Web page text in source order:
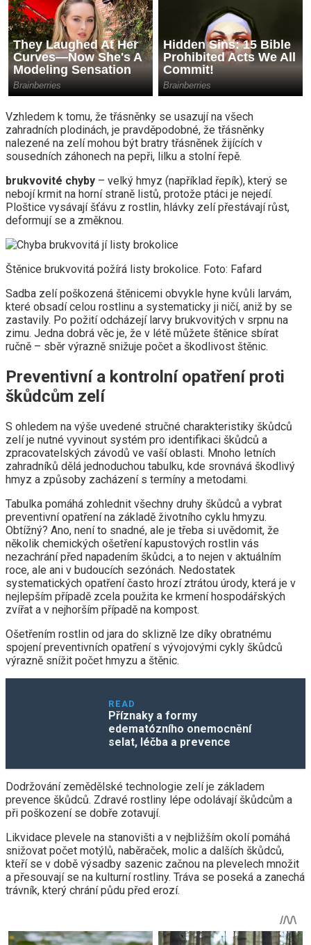
Vzhledem k tomu, že třásněnky se usazují na všech
zahradních plodinách, je pravděpodobné, že třásněnky
nalezené na zelí mohou být bratry třásněnek žijících v
sousedních záhonech na pepři, lilku a stolní řepě.
brukvovité chyby – velký hmyz (například řepík), který se
nebojí krmit na horní straně listů, protože ptáci je nejedí.
Ploštice vysávají šťávu z rostlin, hlávky zelí přestávají růst,
deformují se a změknou.
Štěnice brukvovitá požírá listy brokolice. Foto: Fafard
Sadba zelí poškozená štěnicemi obvykle hyne kvůli larvám,
které obsadí celou rostlinu a systematicky ji ničí, aniž by se
zastavily. Po požití odcházejí larvy brukvovitých v srpnu na
zimu. Jedna dobrá věc je, že v létě můžete štěnice sbírat
ručně – sběr výrazně snižuje počet a škodlivost štěnic.
Preventivní a kontrolní opatření proti
škůdcům zelí
S ohledem na výše uvedené stručné charakteristiky škůdců
zelí je nutné vyvinout systém pro identifikaci škůdců a
zpracovatelských závodů ve vaší oblasti. Mnoho letních
zahradníků dělá jednoduchou tabulku, kde srovnává škodlivý
hmyz a způsoby zacházení s termíny a metodami.
Tabulka pomáhá zohlednit všechny druhy škůdců a vybrat
preventivní opatření na základě životního cyklu hmyzu.
Obtížný? Ano, není to snadné, ale je třeba si uvědomit, že
několik chemických ošetření kapustových rostlin vás
nezachrání před napadením škůdci, a to nejen v aktuálním
roce, ale ani v budoucích sezónách. Nedostatek
systematických opatření často hrozí ztrátou úrody, která je v
nejlepším případě zcela použita ke krmení hospodářských
zvířat a v nejhorším případě na kompost.
Ošetřením rostlin od jara do sklizně lze díky obratnému
spojení preventivních opatření s vývojovými cykly škůdců
výrazně snížit počet hmyzu a štěnic.
READ
Příznaky a formy
edematózního onemocnění
selat, léčba a prevence
Dodržování zemědělské technologie zelí je základem
prevence škůdců. Zdravé rostliny lépe odolávají škůdcům a
při poškození se dobře zotavují.
Likvidace plevele na stanovišti a v nejbližším okolí pomáhá
snižovat počet motýlů, naběraček, molic a dalších škůdců,
kteří se v době výsadby sazenic začnou na plevelech množit
a přesouvají se na kulturní rostliny. Tráva se poseká a zanechá
trávník, který chrání půdu před erozí.